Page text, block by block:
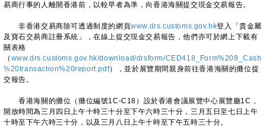
易商行事的人離開香港前，以較早者為準，向香港海關提交現金交易報告。
非香港交易商除可透過制度的網頁www.drs.customs.gov.hk登入「貴金屬
及寶石交易商註冊系統」，在線上提交現金交易報告，他們亦可於網上下載有
關表格
（ www.drs.customs.gov.hk/download/drsform/CED418_Form%208_Cash
%20transaction%20report.pdf），並於展覽期間親身前往香港海關的攤位提
交報告。
香港海關的攤位（攤位編號1C-C18）設於香港會議展覽中心展覽廳1C，
開放時間為三月四日上午十時三十分至下午六時三十分，三月五日至七日上午
十時至下午六時三十分，以及三月八日上午十時至下午五時三十分。